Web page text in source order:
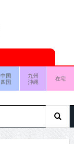
中国
四国
九州
沖縄
在宅